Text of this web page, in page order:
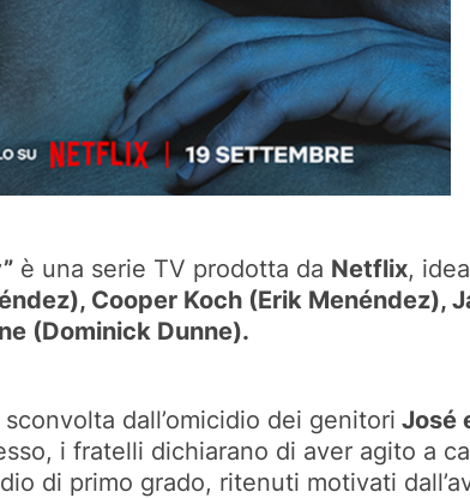
è una serie TV prodotta da Netflix,
Cooper Koch (Erik Menéndez),
(Dominick Dunne).
dall’omicidio dei genitori José
i fratelli dichiarano di aver agito a
di primo grado, ritenuti motivati